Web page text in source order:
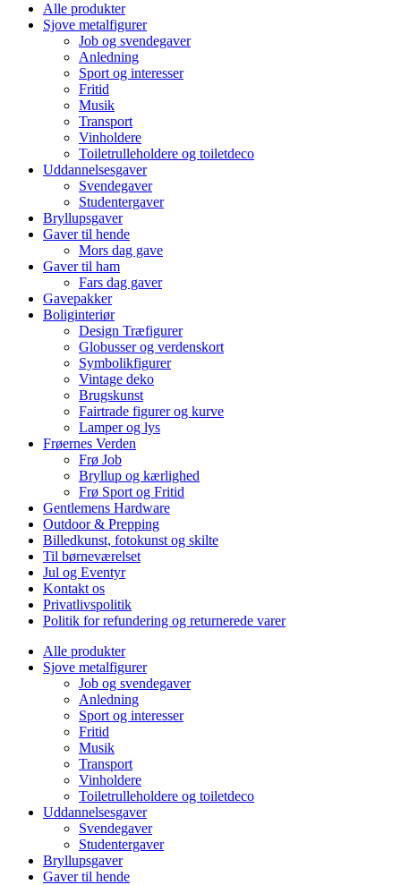
Alle produkter
Sjove metalfigurer
Job og svendegaver
Anledning
Sport og interesser
Fritid
Musik
Transport
Vinholdere
Toiletrulleholdere og toiletdeco
Uddannelsesgaver
Svendegaver
Studentergaver
Bryllupsgaver
Gaver til hende
Mors dag gave
Gaver til ham
Fars dag gaver
Gavepakker
Boliginteriør
Design Træfigurer
Globusser og verdenskort
Symbolikfigurer
Vintage deko
Brugskunst
Fairtrade figurer og kurve
Lamper og lys
Frøernes Verden
Frø Job
Bryllup og kærlighed
Frø Sport og Fritid
Gentlemens Hardware
Outdoor & Prepping
Billedkunst, fotokunst og skilte
Til børneværelset
Jul og Eventyr
Kontakt os
Privatlivspolitik
Politik for refundering og returnerede varer
Alle produkter
Sjove metalfigurer
Job og svendegaver
Anledning
Sport og interesser
Fritid
Musik
Transport
Vinholdere
Toiletrulleholdere og toiletdeco
Uddannelsesgaver
Svendegaver
Studentergaver
Bryllupsgaver
Gaver til hende